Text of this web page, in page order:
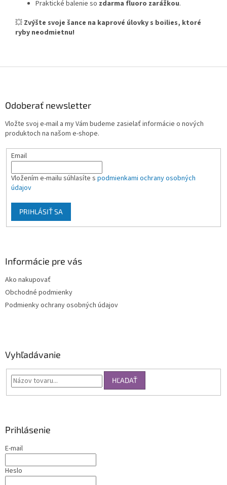
Praktické balenie so zdarma fluoro zarážkou.
💥 Zvýšte svoje šance na kaprové úlovky s boilies, ktoré
ryby neodmietnu!
Odoberať newsletter
Vložte svoj e-mail a my Vám budeme zasielať informácie o nových
produktoch na našom e-shope.
Email
Vložením e-mailu súhlasíte s podmienkami ochrany osobných
údajov
PRIHLÁSIŤ SA
Informácie pre vás
Ako nakupovať
Obchodné podmienky
Podmienky ochrany osobných údajov
Vyhľadávanie
HĽADAŤ
Prihlásenie
E-mail
Heslo